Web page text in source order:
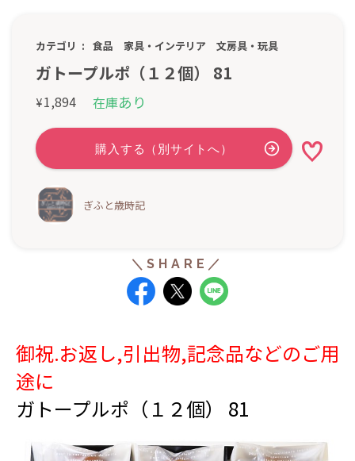
カテゴリ 食品 家具・インテリア 文房具・玩具
ガトープルポ（１２個） 81
¥1,894 在庫あり
ぎふと歳時記
御祝.お返し,引出物,記念品などのご用
途に
ガトープルポ（１２個） 81